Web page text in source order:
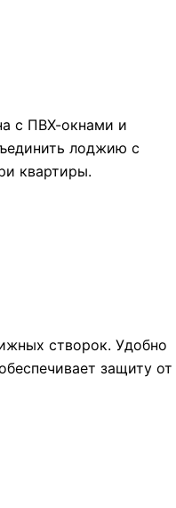
с ПВХ-окнами и
лоджию с
квартиры.
створок. Удобно
защиту от